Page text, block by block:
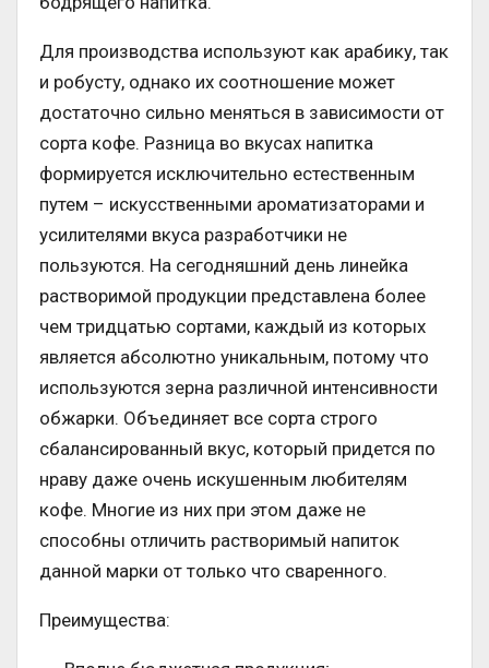
Для производства используют как арабику, так
и робусту, однако их соотношение может
достаточно сильно меняться в зависимости от
сорта кофе. Разница во вкусах напитка
формируется исключительно естественным
путем – искусственными ароматизаторами и
усилителями вкуса разработчики не
пользуются. На сегодняшний день линейка
растворимой продукции представлена более
чем тридцатью сортами, каждый из которых
является абсолютно уникальным, потому что
используются зерна различной интенсивности
обжарки. Объединяет все сорта строго
сбалансированный вкус, который придется по
нраву даже очень искушенным любителям
кофе. Многие из них при этом даже не
способны отличить растворимый напиток
данной марки от только что сваренного.
Преимущества: